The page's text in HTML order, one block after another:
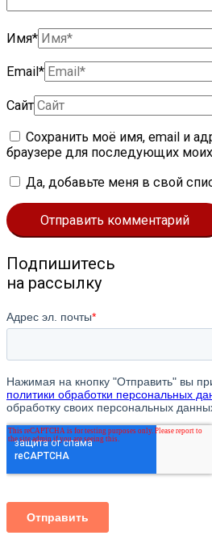
Имя*
Email*
Сайт
Сохранить моё имя, email и
браузере для последующих
Да, добавьте меня в свой
Подпишитесь
на рассылку